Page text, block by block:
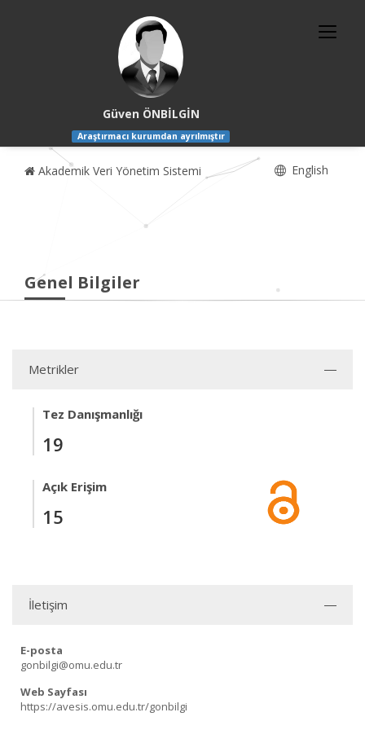
Güven ÖNBİLGİN
Araştırmacı kurumdan ayrılmıştır
Akademik Veri Yönetim Sistemi English
Genel Bilgiler
Metrikler
Tez Danışmanlığı
19
Açık Erişim
15
İletişim
E-posta
gonbilgi@omu.edu.tr
Web Sayfası
https://avesis.omu.edu.tr/gonbilgi